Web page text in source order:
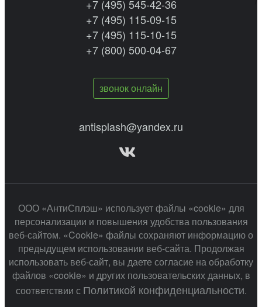
+7 (495) 545-42-36
+7 (495) 115-09-15
+7 (495) 115-10-15
+7 (800) 500-04-67
звонок онлайн
antisplash@yandex.ru
ООО «АнтиСплэш» использует файлы «cookie» для
персонализации и повышения удобства пользования
веб-сайтом. «Cookie» файлы сохраняют информацию о
предыдущем использовании веб-сайта. Продолжая
использовать веб-сайт, вы даете согласие на обработку
файлов «cookie» и других пользовательских данных, в
соответствии с Политикой конфиденциальности.